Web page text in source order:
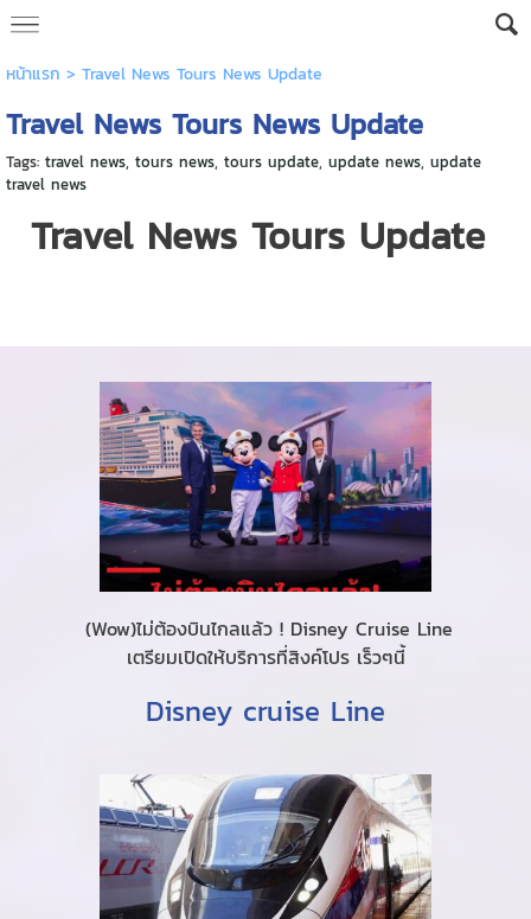
หน้าแรก > Travel News Tours News Update
Travel News Tours News Update
Tags: travel news, tours news, tours update, update news, update
travel news
Travel News Tours Update
(Wow)ไม่ต้องบินไกลแล้ว ! Disney Cruise Line
เตรียมเปิดให้บริการที่สิงค์โปร เร็วๆนี้
Disney cruise Line